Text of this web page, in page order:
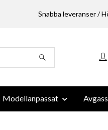
Snabba leveranser /
Modellanpassat